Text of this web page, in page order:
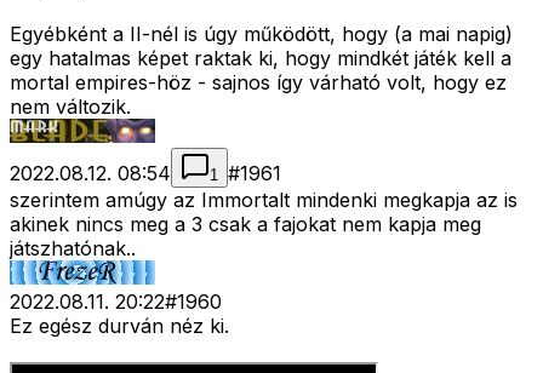
Egyébként a II-nél is úgy működött, hogy (a mai napig)
egy hatalmas képet raktak ki, hogy mindkét játék kell a
mortal empires-höz - sajnos így várható volt, hogy ez
nem változik.
2022.08.12. 08:54 1 #1961
szerintem amúgy az Immortalt mindenki megkapja az is
akinek nincs meg a 3 csak a fajokat nem kapja meg
játszhatónak..
2022.08.11. 20:22#1960
Ez egész durván néz ki.